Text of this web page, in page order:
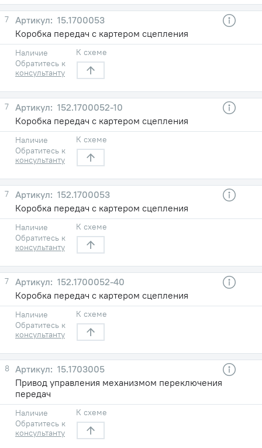
7
15.1700053
Коробка передач с картером сцепления
Наличие
Обратитесь к
консультанту
К схеме
7
152.1700052-10
Коробка передач с картером сцепления
Наличие
Обратитесь к
консультанту
К схеме
7
152.1700053
Коробка передач с картером сцепления
Наличие
Обратитесь к
консультанту
К схеме
7
152.1700052-40
Коробка передач с картером сцепления
Наличие
Обратитесь к
консультанту
К схеме
8
15.1703005
Привод управления механизмом переключения
передач
Наличие
Обратитесь к
консультанту
К схеме